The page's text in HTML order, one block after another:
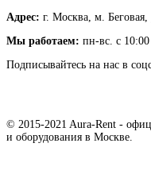
Адрес: г. Москва, м.
Мы работаем: пн-вс. с
Подписывайтесь на нас в
© 2015-2021 Aura-Rent -
и оборудования в Москве.